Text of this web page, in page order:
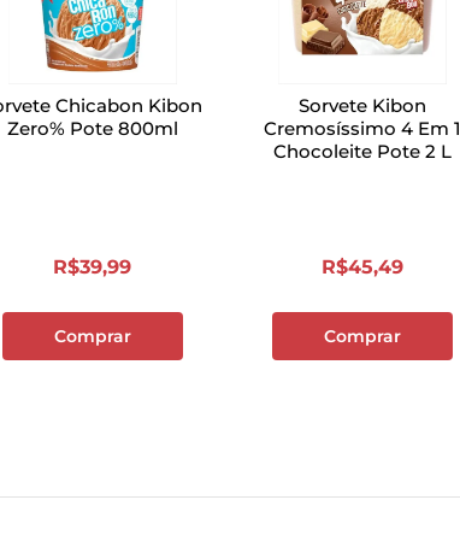
Chicabon Kibon
Zero% Pote 800ml
R$39,99
Comprar
Sorvete Kibon
Cremosíssimo 4 Em 1
Chocoleite Pote 2 L
R$45,49
Comprar